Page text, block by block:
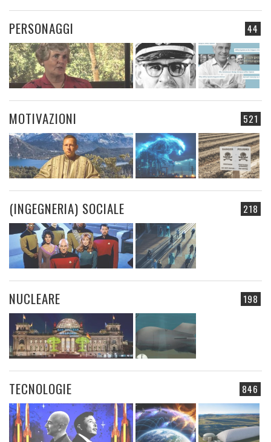
44
PERSONAGGI
521
MOTIVAZIONI
218
(INGEGNERIA) SOCIALE
198
NUCLEARE
846
TECNOLOGIE